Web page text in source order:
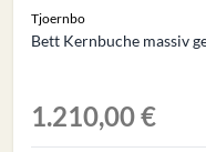
Tjoernbo
Bett Kernbuche massiv
1.210,00 €